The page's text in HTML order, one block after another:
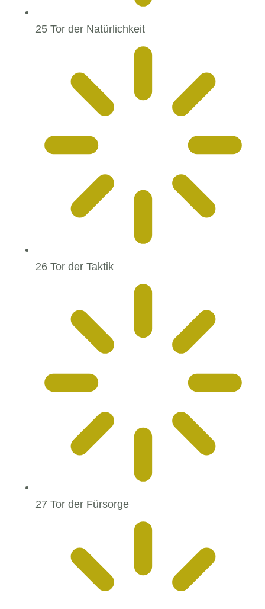
25 Tor der Natürlichkeit
26 Tor der Taktik
27 Tor der Fürsorge